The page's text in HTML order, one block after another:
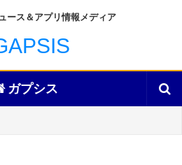
ース＆アプリ情報メディア
ガプシス